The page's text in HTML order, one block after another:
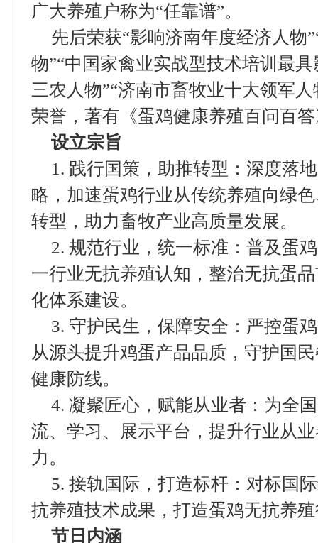
广大养殖户称为“任靠谱”。
先后荣获“影响济南年度经济人物
物”“中国家禽业实战型技术培训最
三农人物”“济南市畜牧业十大领军
荣誉，著有《蛋鸡健康养殖百问百
设立宗旨
1. 践行国策，助推转型：深度落
略，加速蛋鸡行业从传统养殖向绿
转型，助力畜牧产业高质量发展。
2. 规范行业，统一标准：普及蛋
一行业无抗养殖认知，整治无抗蛋
化体系建设。
3. 守护民生，保障安全：严控蛋
从源头提升鸡蛋产品品质，守护国
健康防线。
4. 凝聚匠心，赋能从业者：为全
流、学习、展示平台，提升行业从
力。
5. 接轨国际，打造标杆：对标国
抗养殖技术成果，打造蛋鸡无抗养
节日内涵